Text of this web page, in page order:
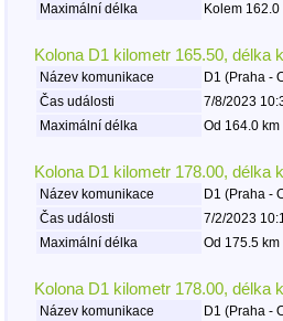
Maximální délka
Kolem
Kolona D1 kilometr 165.50, délka
Název komunikace
D1 (Praha -
Čas události
7/8/2023
Maximální délka
Od 164.0
Kolona D1 kilometr 178.00, délka
Název komunikace
D1 (Praha -
Čas události
7/2/2023
Maximální délka
Od 175.5
Kolona D1 kilometr 178.00, délka
Název komunikace
D1 (Praha -